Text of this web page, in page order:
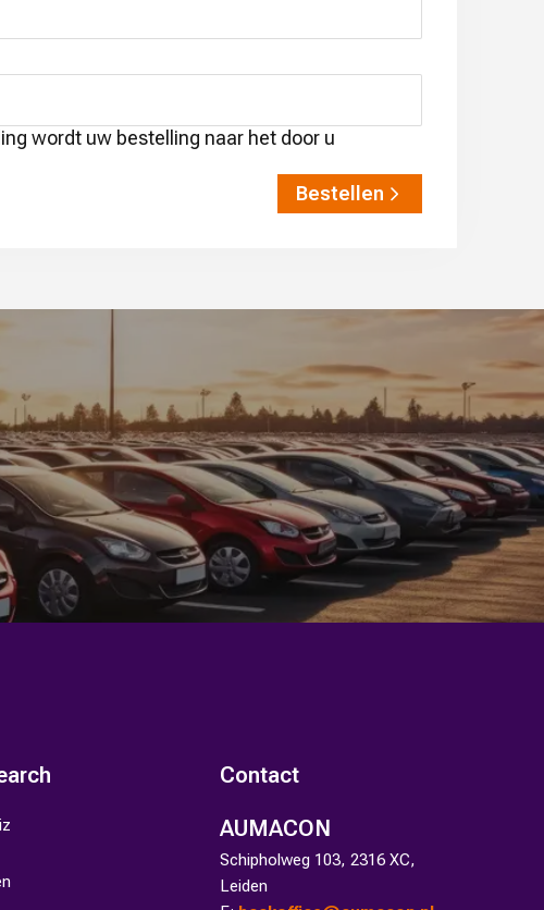
wordt uw bestelling naar het door u
Bestellen
Contact
AUMACON
Schipholweg 103, 2316 XC,
Leiden